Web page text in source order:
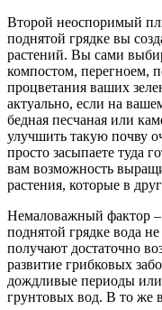
Второй неоспоримый
поднятой грядке вы
растений. Вы сами
компостом, перегноем,
процветания ваших
актуально, если на
бедная песчаная или
улучшить такую почву
просто засыпаете туда
вам возможность
растения, которые в
Немаловажный фактор
поднятой грядке вода
получают достаточно
развитие грибковых
дождливые периоды
грунтовых вод. В то же